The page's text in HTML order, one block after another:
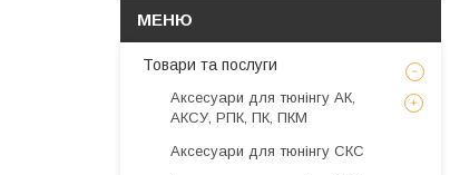
Товари та послуги
Аксесуари для тюнінгу АК,
АКСУ, РПК, ПК, ПКМ
Аксесуари для тюнінгу СКС